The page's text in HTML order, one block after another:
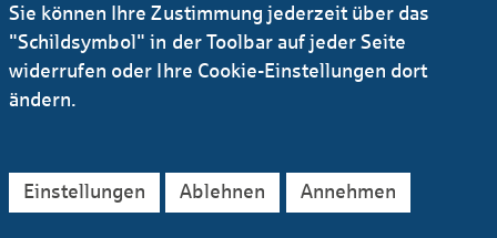
AGB
Datenschutz Impressum
Rechtliches
Barrierefreiheitserklärung
Sie können Ihre Zustimmung jederzeit über das
"Schildsymbol" in der Toolbar auf jeder Seite
widerrufen oder Ihre Cookie-Einstellungen dort
ändern.
Einstellungen Ablehnen Annehmen